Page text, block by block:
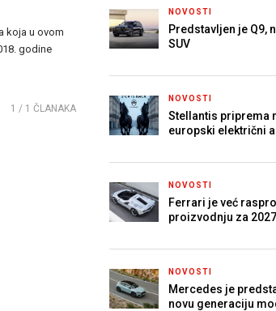
koja u ovom
godine
1 / 1 ČLANAKA
NOVOSTI
Predstavljen je Q9,
SUV
NOVOSTI
Stellantis priprema
europski električni
NOVOSTI
Ferrari je već
proizvodnju za
NOVOSTI
Mercedes je
novu generaciju